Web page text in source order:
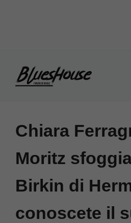
Chiara
Moritz
Birkin di
conoscete il